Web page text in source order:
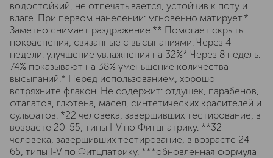
водостойкий, не отпечатывается, устойчив к поту и
влаге. При первом нанесении: мгновенно матирует.*
Заметно снимает раздражение.** Помогает скрыть
покраснения, связанные с высыпаниями. Через 4
недели: улучшение увлажнения на 32%* Через 8 недель:
74% показывают на 38% уменьшение количества
высыпаний.* Перед использованием, хорошо
встряхните флакон. Не содержит: отдушек, парабенов,
фталатов, глютена, масел, синтетических красителей и
сульфатов. *22 человека, завершивших тестирование, в
возрасте 20-55, типы I-V по Фитцпатрику. **32
человека, завершивших тестирование, в возрасте 24-
65, типы I-V по Фитцпатрику. ***обновленная формула